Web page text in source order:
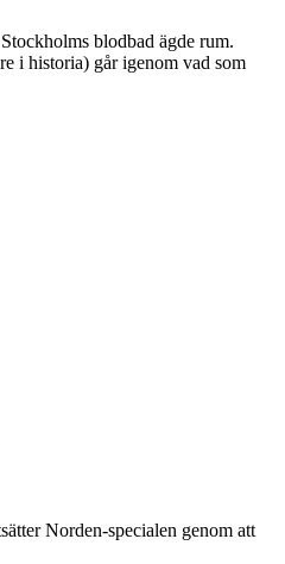
blodbad ägde rum.
i historia) går igenom vad som
Norden-specialen genom att